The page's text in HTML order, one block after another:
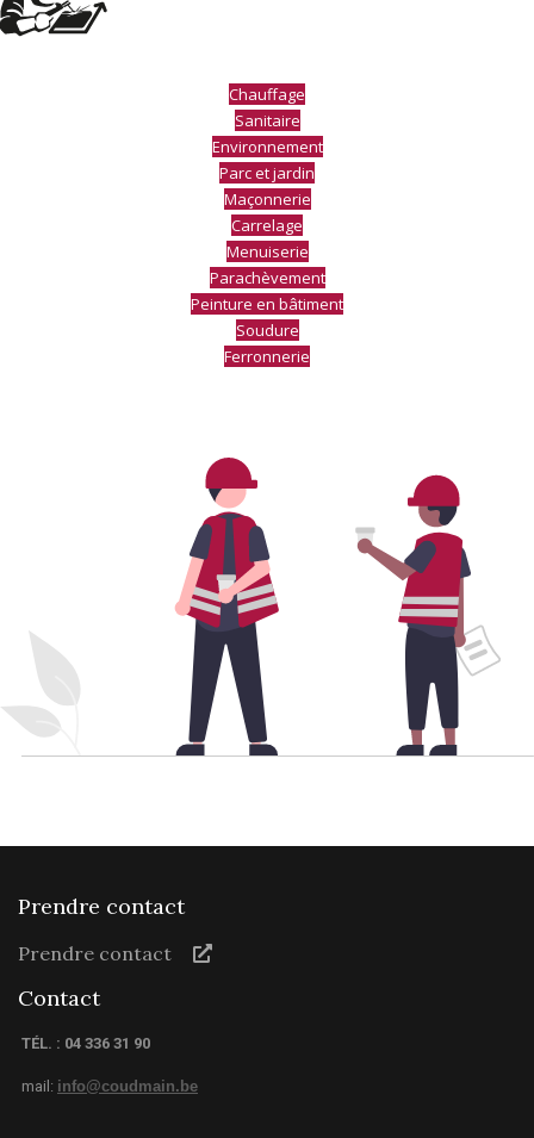
Chauffage
Sanitaire
Environnement
Parc et jardin
Maçonnerie
Carrelage
Menuiserie
Parachèvement
Peinture en bâtiment
Soudure
Ferronnerie
Prendre contact
Prendre contact
Contact
TÉL. : 04 336 31 90
mail: info@coudmain.be